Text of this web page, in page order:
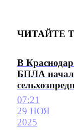
ЧИТАЙТЕ
В
БПЛА
07:21
29 НОЯ
2025